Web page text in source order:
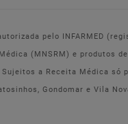
pelo INFARMED
(MNSRM) e produtos
a Receita Médica só
Gondomar e Vila